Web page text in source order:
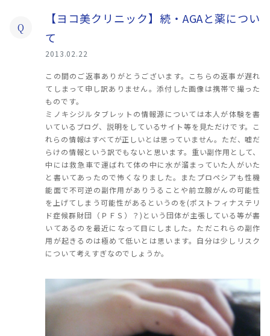
Q
【ヨコ美クリニック】続・AGAと薬につい
て
2013.02.22
この間のご返事ありがとうございます。こちらの返事が遅れ
てしまって申し訳ありません。添付した画像は携帯で撮った
ものです。
ミノキシジルタブレットの情報源については本人が体験を書
いているブログ、説明をしているサイト等を見ただけです。こ
れらの情報はすべてが正しいとは思っていません。ただ、嘘だ
らけの情報という訳でもないと思います。重い副作用として、
中には救急車で運ばれて体の中に水が溜まっていた人がいた
と書いてあったので怖くなりました。またプロペシアも性機
能面で不可逆の副作用がありうることや前立腺がんの可能性
を上げてしまう可能性があるというのを(ポストフィナステリ
ド症候群財団（ＰＦＳ）？)という団体が主張している等が書
いてあるのを最近になって目にしました。ただこれらの副作
用が起きるのは極めて低いとは思います。自分は少しリスク
について考えすぎなのでしょうか。